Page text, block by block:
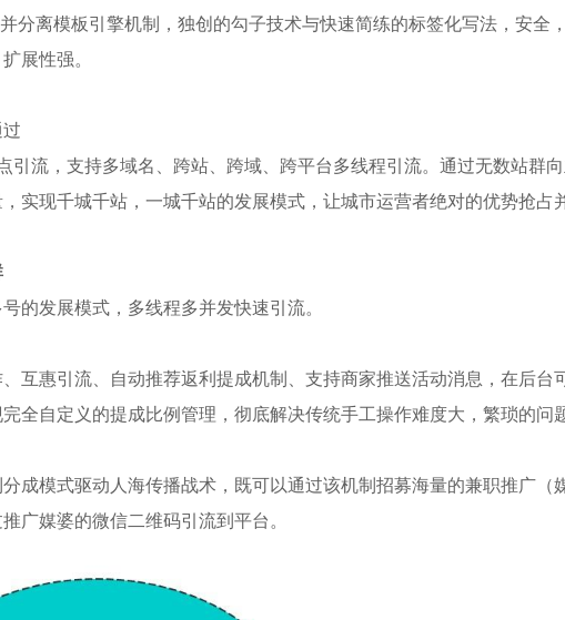
分离模板引擎机制，独创的勾子技术与快速简练的标签化写法，安全
展性强。
引流，支持多域名、跨站、跨域、跨平台多线程引流。通过无数站群
实现千城千站，一城千站的发展模式，让城市运营者绝对的优势抢占
的发展模式，多线程多并发快速引流。
互惠引流、自动推荐返利提成机制、支持商家推送活动消息，在后台
全自定义的提成比例管理，彻底解决传统手工操作难度大，繁琐的问
成模式驱动人海传播战术，既可以通过该机制招募海量的兼职推广（
广媒婆的微信二维码引流到平台。